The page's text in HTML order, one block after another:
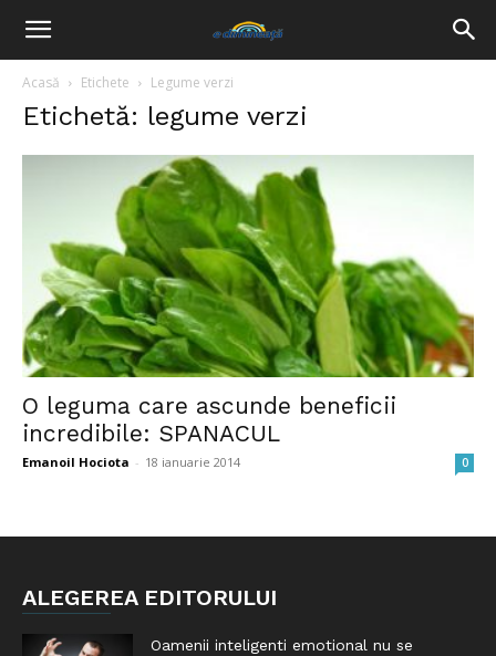
Acasă Etichete Legume verzi
Etichetă: legume verzi
O leguma care ascunde beneficii
incredibile: SPANACUL
Emanoil Hociota - 18 ianuarie 2014 0
ALEGEREA EDITORULUI
Oamenii inteligenti emotional nu se